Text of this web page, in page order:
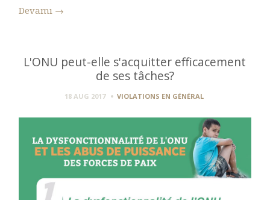
Devamı →
L'ONU peut-elle s'acquitter efficacement
de ses tâches?
18 AUG 2017 VIOLATIONS EN GÉNÉRAL